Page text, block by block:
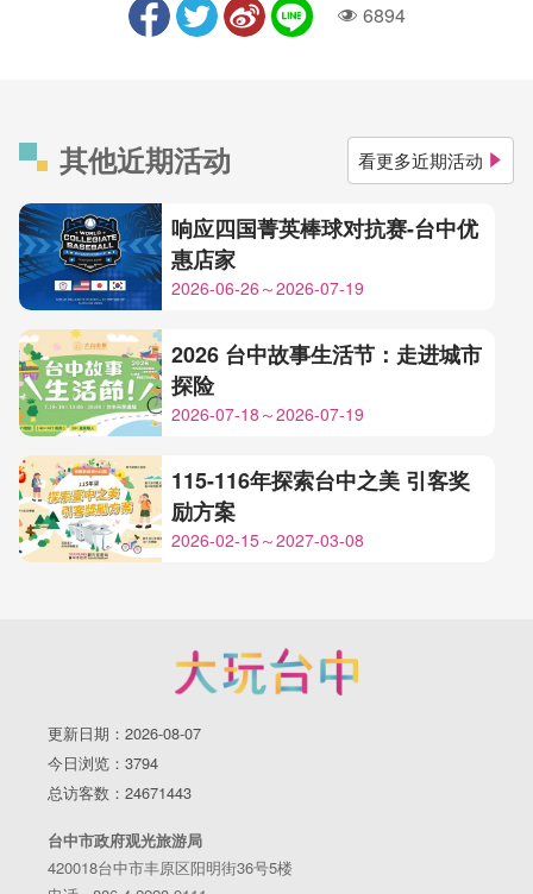
人气6894
其他近期活动 看更多近期活动
响应四国菁英棒球对抗赛-台中优
惠店家
2026-06-26～2026-07-19
2026 台中故事生活节：走进城市
探险
2026-07-18～2026-07-19
115-116年探索台中之美 引客奖
励方案
2026-02-15～2027-03-08
更新日期：2026-08-07
今日浏览：3794
总访客数：24671443
台中市政府观光旅游局
420018台中市丰原区阳明街36号5楼